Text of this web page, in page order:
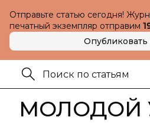
Отправьте статью сегодня!
печатный экземпляр отправим
Опубликовать
МОЛОДОЙ